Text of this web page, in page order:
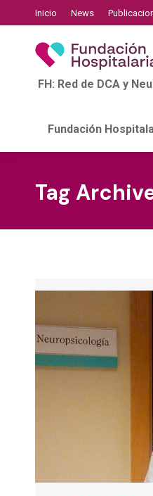
Inicio News
FH: Red de DCA y
Fundación
Tag